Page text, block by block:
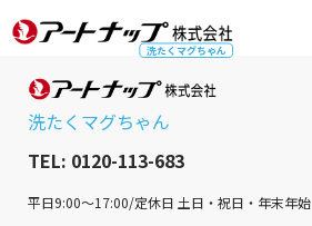
洗たくマグちゃん
洗たくマグちゃん
TEL: 0120-113-683
平日9:00～17:00/定休日 土日・祝日・年末年始